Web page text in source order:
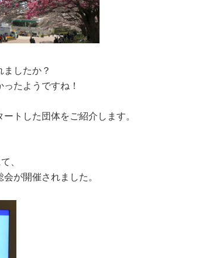
したか？
たようですね！
トした団体をご紹介します。
、
が開催されました。